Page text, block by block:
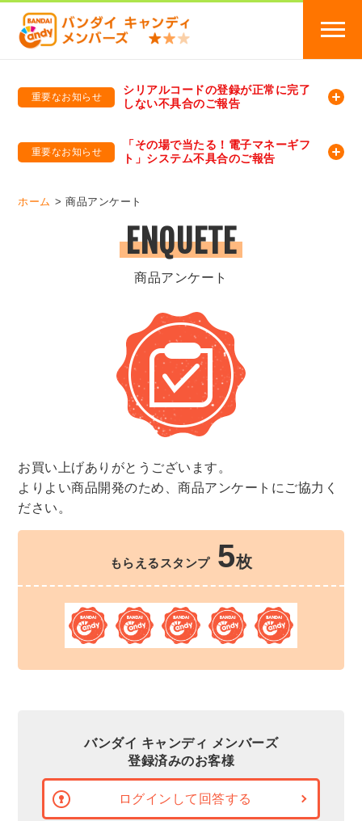
重要なお知らせ
シリアルコードの登録が正常に完了
しない不具合のご報告
重要なお知らせ
「その場で当たる！電子マネーギフ
ト」システム不具合のご報告
ホーム 商品アンケート
ENQUETE
商品アンケート
お買い上げありがとうございます。
よりよい商品開発のため、商品アンケートにご協力く
ださい。
もらえるスタンプ 5枚
バンダイ キャンディ メンバーズ
登録済みのお客様
ログインして回答する